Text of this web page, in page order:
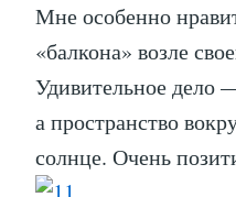
Мне особенно
«балкона» возле
Удивительное дело
а пространство
солнце. Очень